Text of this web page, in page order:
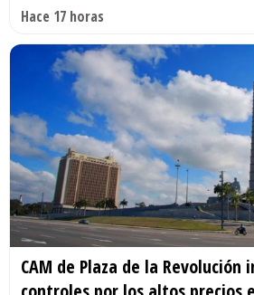
Hace 17 horas
CAM de Plaza de la Revolución